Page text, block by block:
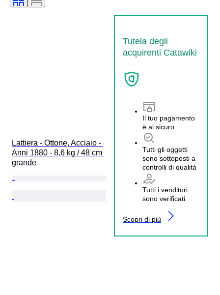
Lattiera - Ottone, Acciaio -
Anni 1880 - 8,6 kg / 48 cm
grande
Tutela degli
acquirenti Catawiki
Il tuo pagamento
è al sicuro
Tutti gli oggetti
sono sottoposti a
controlli di qualità
Tutti i venditori
sono verificati
Scopri di più